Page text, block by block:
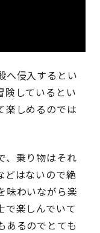
へ侵入するとい
険しているとい
楽しめるのでは
、乗り物はそれ
どはないので絶
味わいながら楽
で楽しんでいて
あるのでとても